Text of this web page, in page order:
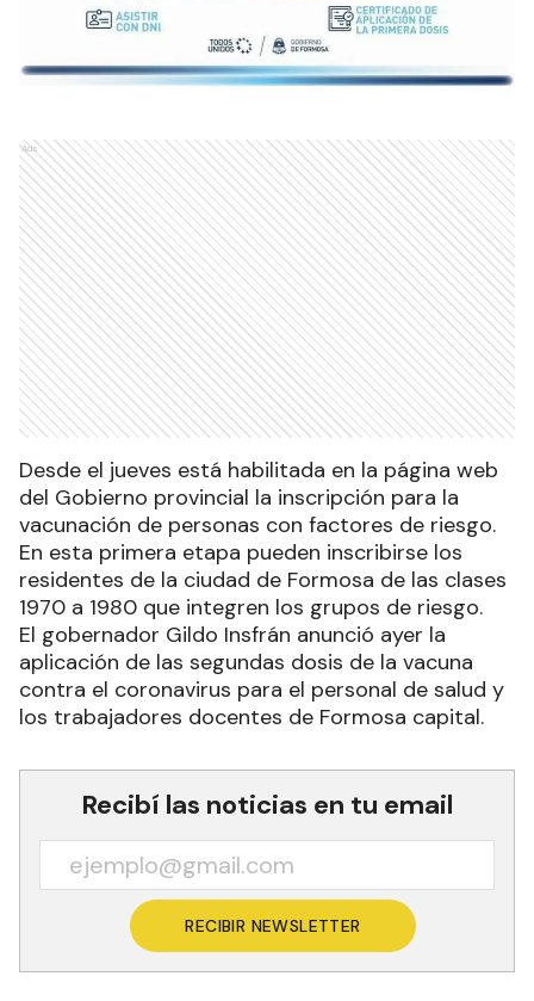
Ads
Desde el jueves está habilitada en la página web
del Gobierno provincial la inscripción para la
vacunación de personas con factores de riesgo.
En esta primera etapa pueden inscribirse los
residentes de la ciudad de Formosa de las clases
1970 a 1980 que integren los grupos de riesgo.
El gobernador Gildo Insfrán anunció ayer la
aplicación de las segundas dosis de la vacuna
contra el coronavirus para el personal de salud y
los trabajadores docentes de Formosa capital.
Recibí las noticias en tu email
RECIBIR NEWSLETTER